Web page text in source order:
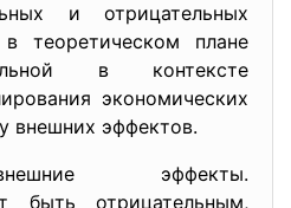
и отрицательных
теоретическом плане
в контексте
экономических
внешних эффектов.
внешние эффекты.
быть отрицательным,